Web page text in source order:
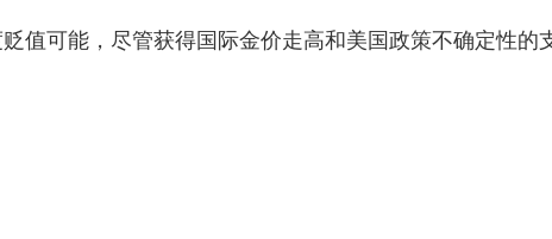
值可能，尽管获得国际金价走高和美国政策不确定性的